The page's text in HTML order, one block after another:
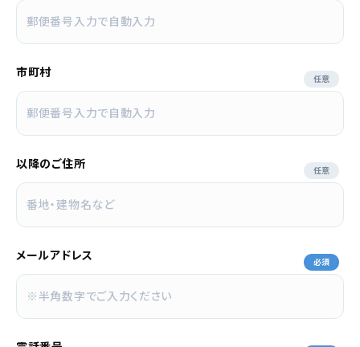
市町村 任意
以降のご住所 任意
メールアドレス 必須